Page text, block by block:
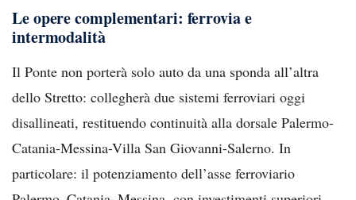
Le opere complementari: ferrovia e
intermodalità
Il Ponte non porterà solo auto da una sponda all’altra
dello Stretto: collegherà due sistemi ferroviari oggi
disallineati, restituendo continuità alla dorsale Palermo-
Catania-Messina-Villa San Giovanni-Salerno. In
particolare: il potenziamento dell’asse ferroviario